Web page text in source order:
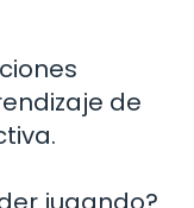
de